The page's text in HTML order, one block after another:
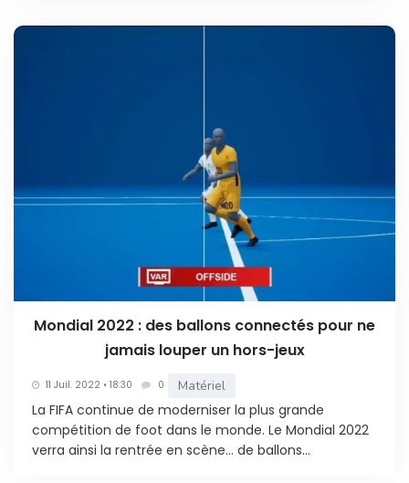
Mondial 2022 : des ballons connectés pour ne
jamais louper un hors-jeux
11 Juil. 2022 • 18:30 0 Matériel
La FIFA continue de moderniser la plus grande
compétition de foot dans le monde. Le Mondial 2022
verra ainsi la rentrée en scène… de ballons...